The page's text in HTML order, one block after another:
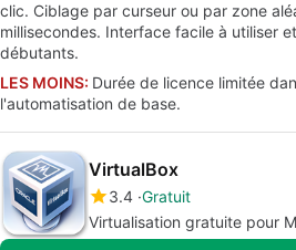
clic. Ciblage par curseur ou par zone
millisecondes. Interface facile à utiliser
débutants.
LES MOINS: Durée de licence limitée
l'automatisation de base.
VirtualBox
3.4 Gratuit
Virtualisation gratuite pour